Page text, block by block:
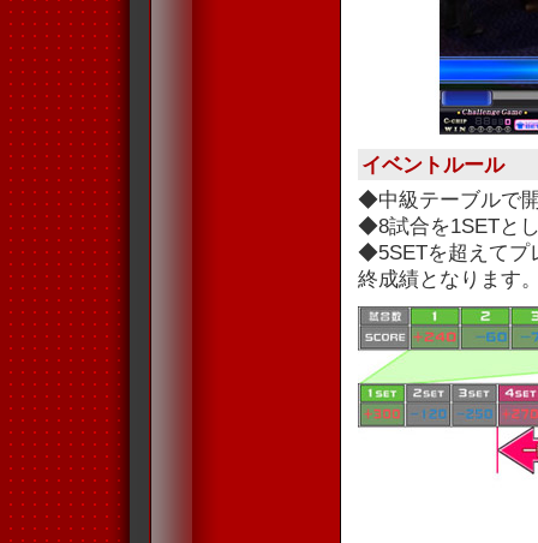
イベントルール
◆中級テーブルで
◆8試合を1SETと
◆5SETを超えてプ
終成績となります